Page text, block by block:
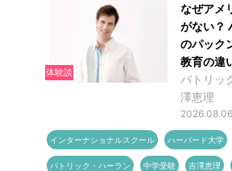
体験談
なぜアメ
がない？
のパック
教育の違
パトリッ
澤恵理
2026.08.06
インターナショナルスクール ハーバード大学
パトリック・ハーラン 中学受験 吉澤恵理